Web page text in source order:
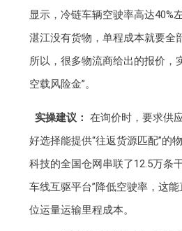
显示，冷链车辆空驶率高达40%
湛江没有货物，单程成本就要全
所以，很多物流商给出的报价，
空载风险金”。
实操建议： 在询价时，要求供
好选择能提供“往返货源匹配”的
科技的全国仓网串联了12.5万条
车线互驱平台”降低空驶率，这
位运量运输里程成本。